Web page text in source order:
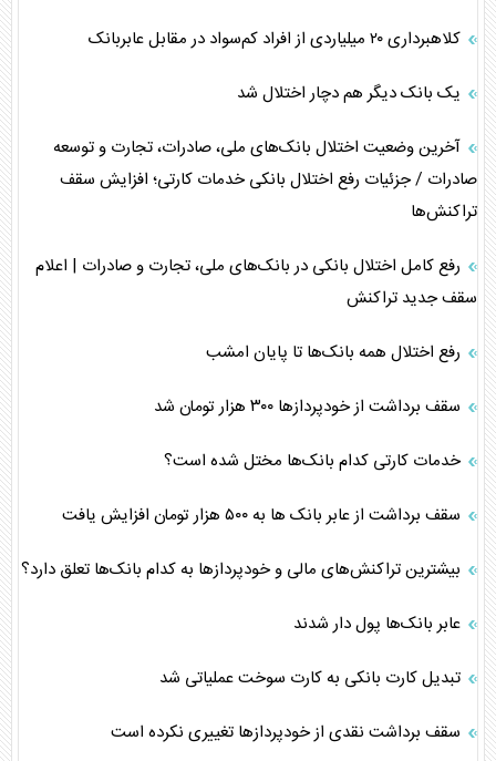
کلاهبرداری ۲۰ میلیاردی از افراد کم‌سواد در مقابل عابربانک
یک بانک دیگر هم دچار اختلال شد
آخرین وضعیت اختلال بانک‌های ملی، صادرات، تجارت و توسعه
صادرات / جزئیات رفع اختلال بانکی خدمات کارتی؛ افزایش سقف
تراکنش‌ها
رفع کامل اختلال بانکی در بانک‌های ملی، تجارت و صادرات | اعلام
سقف جدید تراکنش
رفع اختلال همه بانک‌ها تا پایان امشب
سقف برداشت از خودپرداز‌ها ۳۰۰ هزار تومان شد
خدمات کارتی کدام بانک‌ها مختل شده است؟
سقف برداشت از عابر بانک ها به ۵۰۰ هزار تومان افزایش یافت
بیشترین تراکنش‌های مالی و خودپردازها به کدام بانک‌ها تعلق دارد؟
عابر بانک‌ها پول دار شدند
تبدیل کارت بانکی به کارت سوخت عملیاتی شد
سقف برداشت نقدی از خودپردازها تغییری نکرده است